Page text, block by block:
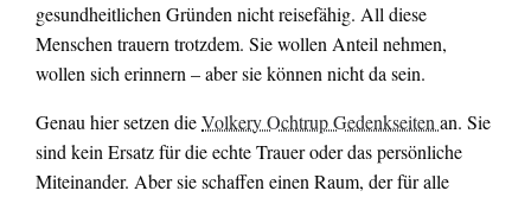
gesundheitlichen Gründen nicht reisefähig. All diese
Menschen trauern trotzdem. Sie wollen Anteil nehmen,
wollen sich erinnern – aber sie können nicht da sein.
Genau hier setzen dieVolkery Ochtrup Gedenkseitenan. Sie
sind kein Ersatz für die echte Trauer oder das persönliche
Miteinander. Aber sie schaffen einen Raum, der für alle